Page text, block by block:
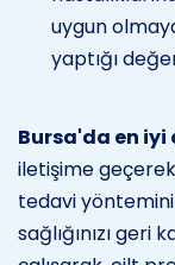
uygun
yaptığı
Bursa'da en
iletişime
tedavi
sağlığınızı geri